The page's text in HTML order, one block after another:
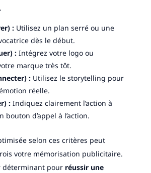
:Utilisez un plan serré ou une
dès le début.
:Intégrez votre logo ou
marque très tôt.
:Utilisez le storytelling pour
réelle.
:Indiquez clairement l’action à
bouton d’appel à l’action.
selon ces critères peut
votre mémorisation publicitaire.
déterminant pour réussir une